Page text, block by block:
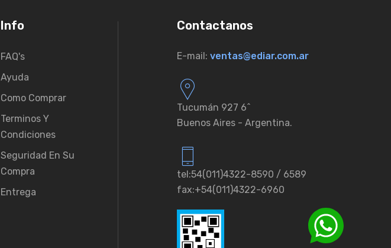
Info
FAQ's
Ayuda
Como Comprar
Terminos Y
Condiciones
Seguridad En Su
Compra
Entrega
Contactanos
E-mail: ventas@ediar.com.ar
Tucumán 927 6ˆ
Buenos Aires - Argentina.
tel:54(011)4322-8590 / 6589
fax:+54(011)4322-6960